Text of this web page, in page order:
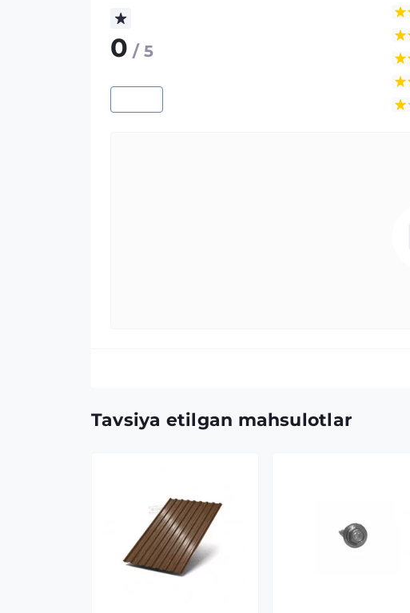
0 / 5
Tavsiya etilgan mahsulotlar